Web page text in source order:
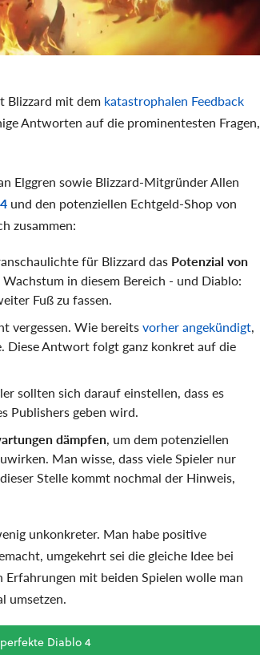
Blizzard mit dem katastrophalen Feedback
Antworten auf die prominentesten Fragen,
Elggren sowie Blizzard-Mitgründer Allen
und den potenziellen Echtgeld-Shop von
zusammen:
für Blizzard das Potenzial von
in diesem Bereich - und Diablo:
Fuß zu fassen.
vergessen. Wie bereitsvorher angekündigt,
Diese Antwort folgt ganz konkret auf die
sollten sich darauf einstellen, dass es
Publishers geben wird.
dämpfen, um dem potenziellen
Man wisse, dass viele Spieler nur
Stelle kommt nochmal der Hinweis,
unkonkreter. Man habe positive
umgekehrt sei die gleiche Idee bei
mit beiden Spielen wolle man
umsetzen.
Diablo 4